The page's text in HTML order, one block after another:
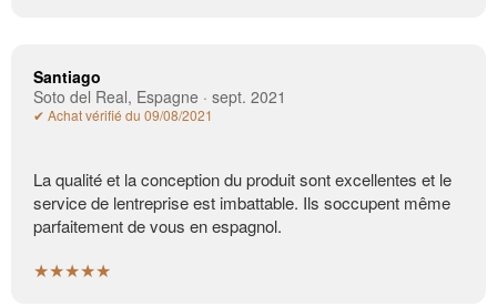
Santiago
Soto del Real, Espagne · sept. 2021
✔ Achat vérifié du 09/08/2021
La qualité et la conception du produit sont excellentes et le
service de lentreprise est imbattable. Ils soccupent même
parfaitement de vous en espagnol.
★★★★★